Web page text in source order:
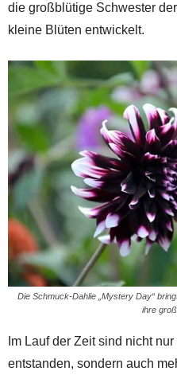
die großblütige Schwester
kleine Blüten entwickelt.
Die Schmuck-Dahlie „Mystery Day“
ihre
Im Lauf der Zeit sind nicht
entstanden, sondern auch